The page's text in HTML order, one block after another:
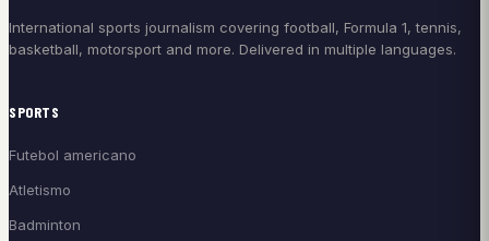
International sports journalism covering football, Formula 1, tennis,
basketball, motorsport and more. Delivered in multiple languages.
SPORTS
Futebol americano
Atletismo
Badminton